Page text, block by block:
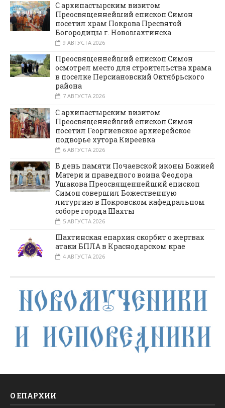
С архипастырским визитом
Преосвященнейший епископ Симон
посетил храм Покрова Пресвятой
Богородицы г. Новошахтинска
9 АВГУСТА 2026
Преосвященнейший епископ Симон
осмотрел место для строительства храма
в поселке Персиановский Октябрьского
района
7 АВГУСТА 2026
С архипастырским визитом
Преосвященнейший епископ Симон
посетил Георгиевское архиерейское
подворье хутора Киреевка
6 АВГУСТА 2026
В день памяти Почаевской иконы Божией
Матери и праведного воина Феодора
Ушакова Преосвященнейший епископ
Симон совершил Божественную
литургию в Покровском кафедральном
соборе города Шахты
5 АВГУСТА 2026
Шахтинская епархия скорбит о жертвах
атаки БПЛА в Краснодарском крае
4 АВГУСТА 2026
О ЕПАРХИИ